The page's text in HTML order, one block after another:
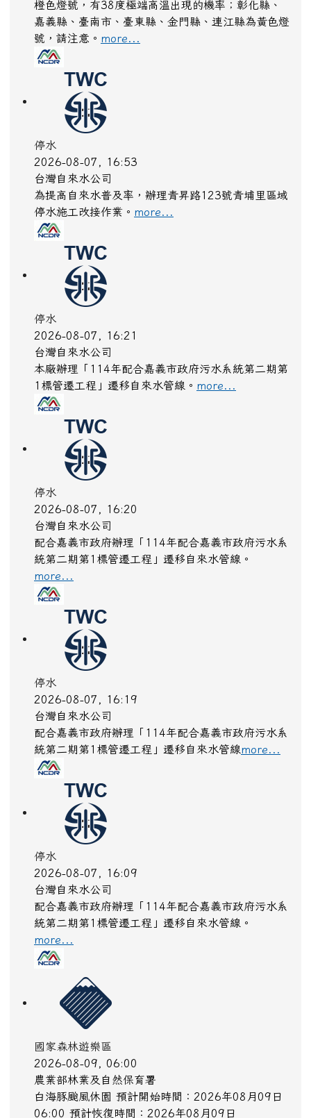
嘉義縣、臺南市、臺東縣、金門縣、連江縣為黃色燈
號，請注意。 more...
2026-08-07, 16:53
台灣自來水公司
為提高自來水普及率，辦理青昇路123號青埔里區域
停水施工改接作業。 more...
2026-08-07, 16:21
台灣自來水公司
本廠辦理「114年配合嘉義市政府污水系統第二期第
1標管遷工程」遷移自來水管線。more...
2026-08-07, 16:20
台灣自來水公司
配合嘉義市政府辦理「114年配合嘉義市政府污水系
統第二期第1標管遷工程」遷移自來水管線。
more...
2026-08-07, 16:19
台灣自來水公司
配合嘉義市政府辦理「114年配合嘉義市政府污水系
統第二期第1標管遷工程」遷移自來水管線more...
2026-08-07, 16:09
台灣自來水公司
配合嘉義市政府辦理「114年配合嘉義市政府污水系
統第二期第1標管遷工程」遷移自來水管線。
more...
2026-08-09, 06:00
農業部林業及自然保育署
白海豚颱風休園 預計開始時間：2026年08月09日
06:00 預計恢復時間：2026年08月09日